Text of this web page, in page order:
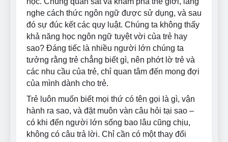
nghe cách thức ngôn ngữ được sử dụng, và sau
đó sự đúc kết các quy luật. Chúng ta không thấy
khả năng học ngôn ngữ tuyệt vời của trẻ hay
sao? Đáng tiếc là nhiều người lớn chúng ta
tưởng rằng trẻ chẳng biết gì, nên phớt lờ trẻ và
các nhu cầu của trẻ, chỉ quan tâm đến mong đợi
của mình dành cho trẻ.
Trẻ luôn muốn biết mọi thứ có tên gọi là gì, vận
hành ra sao, và đặt muôn vàn câu hỏi tại sao –
có khi đến người lớn sống bao lâu cũng chịu,
không có câu trả lời. Chỉ cần có một thay đổi